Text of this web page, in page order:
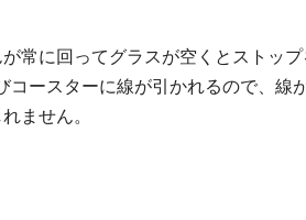
常に回ってグラスが空くとストッ
コースターに線が引かれるので、線
ません。